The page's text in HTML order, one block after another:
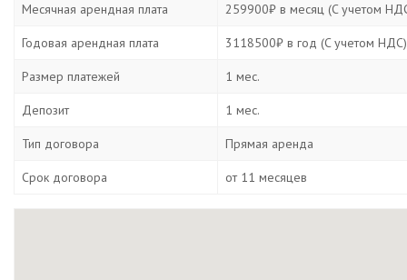
Месячная арендная плата 259900₽ в месяц (C учетом
Годовая арендная плата 3118500₽ в год (C учетом НДС)
Размер платежей 1 мес.
Депозит 1 мес.
Тип договора Прямая аренда
Срок договора от 11 месяцев